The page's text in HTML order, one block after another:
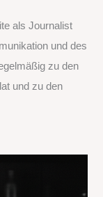
als Journalist
und des
zu den
und zu den